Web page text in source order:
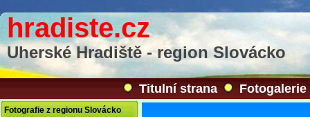
hradiste.cz
Uherské Hradiště - region Slovácko
Titulní strana Fotogalerie
Fotografie z regionu Slovácko